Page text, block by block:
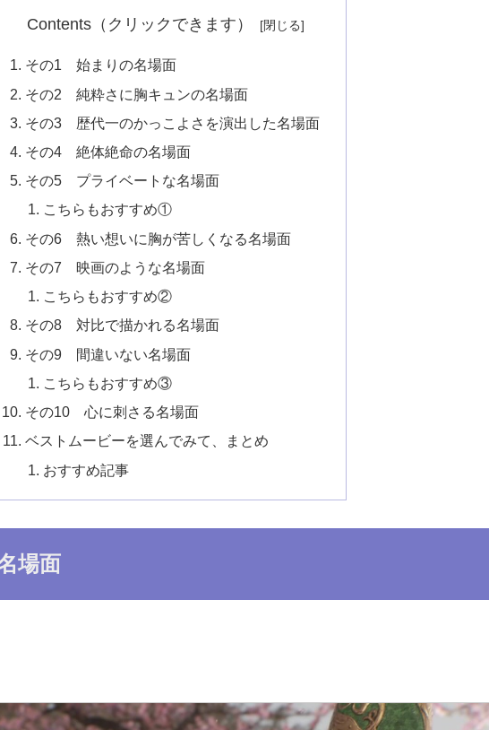
Contents（クリックできます）
その1 始まりの名場面
その2 純粋さに胸キュンの名場面
その3 歴代一のかっこよさを演出した名場面
その4 絶体絶命の名場面
その5 プライベートな名場面
こちらもおすすめ①
その6 熱い想いに胸が苦しくなる名場面
その7 映画のような名場面
こちらもおすすめ②
その8 対比で描かれる名場面
その9 間違いない名場面
こちらもおすすめ③
その10 心に刺さる名場面
ベストムービーを選んでみて、まとめ
おすすめ記事
場面